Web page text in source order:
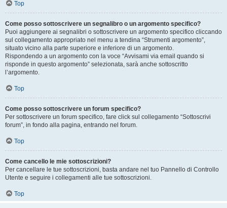
Top
Come posso sottoscrivere un segnalibro o un argomento specifico?
Puoi aggiungere ai segnalibri o sottoscrivere un argomento specifico cliccando
sul collegamento appropriato nel menu a tendina “Strumenti argomento”,
situato vicino alla parte superiore e inferiore di un argomento.
Rispondendo a un argomento con la voce “Avvisami via email quando si
risponde in questo argomento” selezionata, sarà anche sottoscritto
l’argomento.
Top
Come posso sottoscrivere un forum specifico?
Per sottoscrivere un forum specifico, fare click sul collegamento “Sottoscrivi
forum”, in fondo alla pagina, entrando nel forum.
Top
Come cancello le mie sottoscrizioni?
Per cancellare le tue sottoscrizioni, basta andare nel tuo Pannello di Controllo
Utente e seguire i collegamenti alle tue sottoscrizioni.
Top